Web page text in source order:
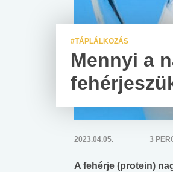
#TÁPLÁLKOZÁS
Mennyi a
2023.04.05. 3
A fehérje (protein)